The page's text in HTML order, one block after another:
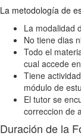
La metodología de
La modalidad
No tiene dias
Todo el
cual accede
Tiene
módulo de
El tutor se
correccion de
Duración de la